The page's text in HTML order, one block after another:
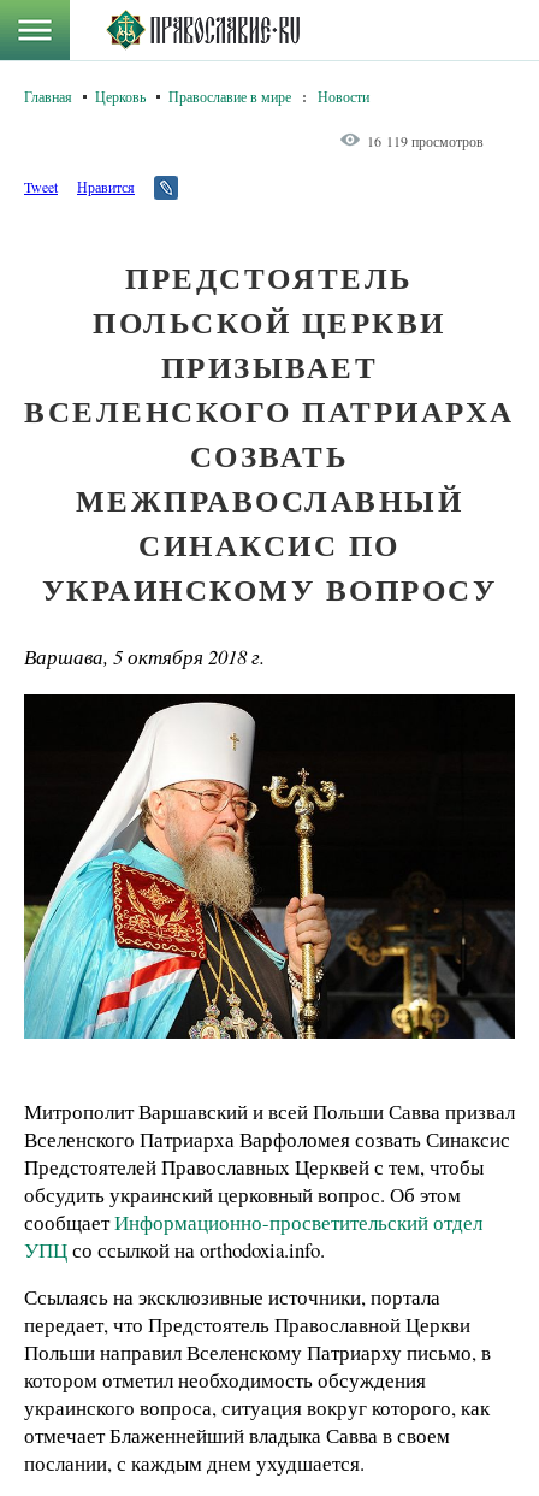
Главная Церковь Православие в мире : Новости
16 119 просмотров
Tweet Нравится
ПРЕДСТОЯТЕЛЬ
ПОЛЬСКОЙ ЦЕРКВИ
ПРИЗЫВАЕТ
ВСЕЛЕНСКОГО ПАТРИАРХА
СОЗВАТЬ
МЕЖПРАВОСЛАВНЫЙ
СИНАКСИС ПО
УКРАИНСКОМУ ВОПРОСУ
Варшава, 5 октября 2018 г.
Митрополит Варшавский и всей Польши Савва призвал
Вселенского Патриарха Варфоломея созвать Синаксис
Предстоятелей Православных Церквей с тем, чтобы
обсудить украинский церковный вопрос. Об этом
сообщаетИнформационно-просветительский отдел
УПЦсо ссылкой на orthodoxia.info.
Ссылаясь на эксклюзивные источники, портала
передает, что Предстоятель Православной Церкви
Польши направил Вселенскому Патриарху письмо, в
котором отметил необходимость обсуждения
украинского вопроса, ситуация вокруг которого, как
отмечает Блаженнейший владыка Савва в своем
послании, с каждым днем ​​ухудшается.